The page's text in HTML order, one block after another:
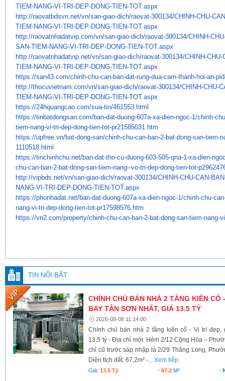
TIEM-NANG-VI-TRI-DEP-DONG-TIEN-TOT.aspx
http://raovatbdsvn.net/vn/san-giao-dich/raovat-300134/CHINH-CHU-
TIEM-NANG-VI-TRI-DEP-DONG-TIEN-TOT.aspx
http://raovatnhadatvip.com/vn/san-giao-dich/raovat-300134/CHINH-
SAN-TIEM-NANG-VI-TRI-DEP-DONG-TIEN-TOT.aspx
http://raovatnhadatvip.net/vn/san-giao-dich/raovat-300134/CHINH-CHU-
TIEM-NANG-VI-TRI-DEP-DONG-TIEN-TOT.aspx
https://san43.com/chinh-chu-can-ban-dat-rung-dua-cam-thanh-hoi-an-
http://thocuvietnam.com/vn/san-giao-dich/raovat-300134/CHINH-CHU-
TIEM-NANG-VI-TRI-DEP-DONG-TIEN-TOT.aspx
https://24hquangcao.com/sua-tin/461553.html
https://tinbatdongsan.com/ban-dat-duong-607a-xa-dien-ngoc-1/chinh-
tiem-nang-vi-tri-dep-dong-tien-tot-pr21585031.htm
https://upfree.vn/bat-dong-san/chinh-chu-can-ban-2-bat-dong-san-tiem-
1110518.html
https://tinchinhchu.net/ban-dat-tho-cu-duong-603-505-qna-1-xa-dien-
chu-can-ban-2-bat-dong-san-tiem-nang--vo-tri-dep-dong-tien-tot-
http://vipbds.net/vn/san-giao-dich/raovat-300134/CHINH-CHU-CAN-
NANG-VI-TRI-DEP-DONG-TIEN-TOT. aspx
https://phonhadat.net/ban-dat-duong-607a-xa-dien-ngoc-1/chinh-chu-
nang-vi-tri-dep-dong-tien-tot-pr17598576.htm
https://vn2.com/property/chinh-chu-can-ban-2-bat-dong-san-tiem-nang-
TIN NỔI BẬT
CHÍNH CHỦ BÁN NHÀ 2 TẦNG KIÊN CỐ
BAY TÂN SƠN NHẤT, GIÁ 13.5 TỶ
2026-08-08 11:14:00
Chính chủ bán nhà 2 tầng kiên cố - Vị trí đẹp,
13.5 tỷ - Địa chỉ mới: Hẻm 2/12 Cộng Hòa –
chỉ cũ trước sáp nhập là 2/29 Thăng Long,
Diện tích đất: 67,2m² -...Xem tiếp
Giá:13.5 Tỷ -67.2 M² -